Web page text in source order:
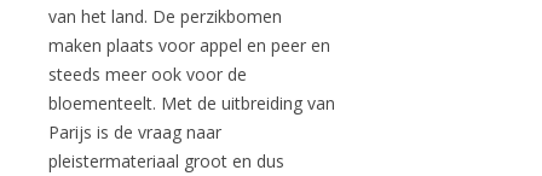
van het land. De perzikbomen
maken plaats voor appel en peer en
steeds meer ook voor de
bloementeelt. Met de uitbreiding van
Parijs is de vraag naar
pleistermateriaal groot en dus